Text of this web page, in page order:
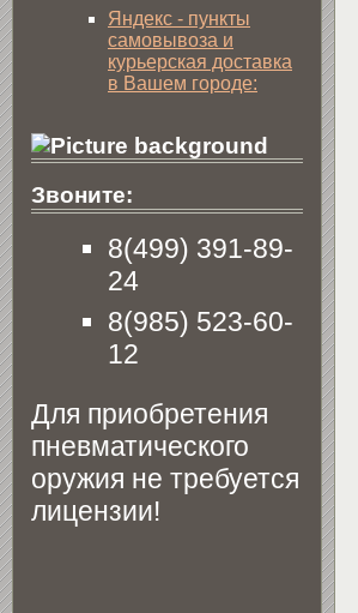
Яндекс - пункты
самовывоза и
курьерская доставка
в Вашем городе:
Звоните:
8(499) 391-89-
24
8(985) 523-60-
12
Для приобретения
пневматического
оружия не требуется
лицензии!